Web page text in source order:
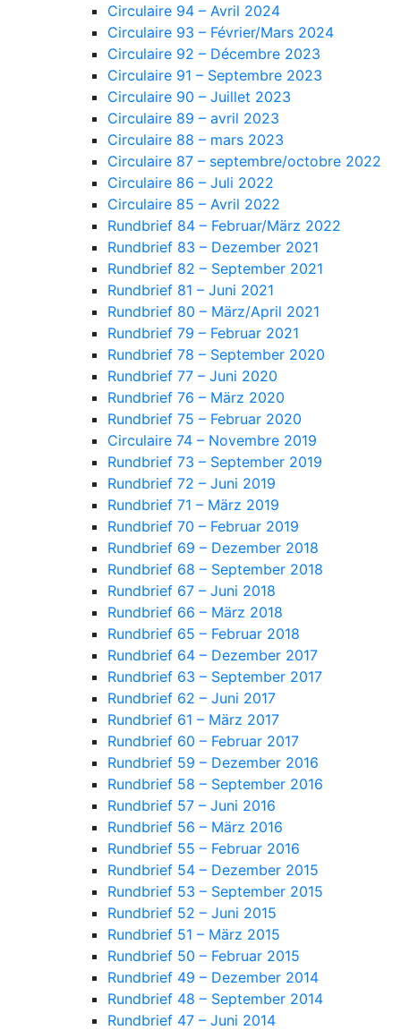
Circulaire 94 – Avril 2024
Circulaire 93 – Février/Mars 2024
Circulaire 92 – Décembre 2023
Circulaire 91 – Septembre 2023
Circulaire 90 – Juillet 2023
Circulaire 89 – avril 2023
Circulaire 88 – mars 2023
Circulaire 87 – septembre/octobre 2022
Circulaire 86 – Juli 2022
Circulaire 85 – Avril 2022
Rundbrief 84 – Februar/März 2022
Rundbrief 83 – Dezember 2021
Rundbrief 82 – September 2021
Rundbrief 81 – Juni 2021
Rundbrief 80 – März/April 2021
Rundbrief 79 – Februar 2021
Rundbrief 78 – September 2020
Rundbrief 77 – Juni 2020
Rundbrief 76 – März 2020
Rundbrief 75 – Februar 2020
Circulaire 74 – Novembre 2019
Rundbrief 73 – September 2019
Rundbrief 72 – Juni 2019
Rundbrief 71 – März 2019
Rundbrief 70 – Februar 2019
Rundbrief 69 – Dezember 2018
Rundbrief 68 – September 2018
Rundbrief 67 – Juni 2018
Rundbrief 66 – März 2018
Rundbrief 65 – Februar 2018
Rundbrief 64 – Dezember 2017
Rundbrief 63 – September 2017
Rundbrief 62 – Juni 2017
Rundbrief 61 – März 2017
Rundbrief 60 – Februar 2017
Rundbrief 59 – Dezember 2016
Rundbrief 58 – September 2016
Rundbrief 57 – Juni 2016
Rundbrief 56 – März 2016
Rundbrief 55 – Februar 2016
Rundbrief 54 – Dezember 2015
Rundbrief 53 – September 2015
Rundbrief 52 – Juni 2015
Rundbrief 51 – März 2015
Rundbrief 50 – Februar 2015
Rundbrief 49 – Dezember 2014
Rundbrief 48 – September 2014
Rundbrief 47 – Juni 2014